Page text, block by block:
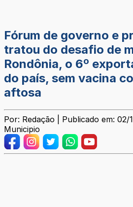
Fórum de governo e
tratou do desafio de
Rondônia, o 6º
do país, sem vacina
aftosa
Por: Redação | Publicado em: 02/
Municipio